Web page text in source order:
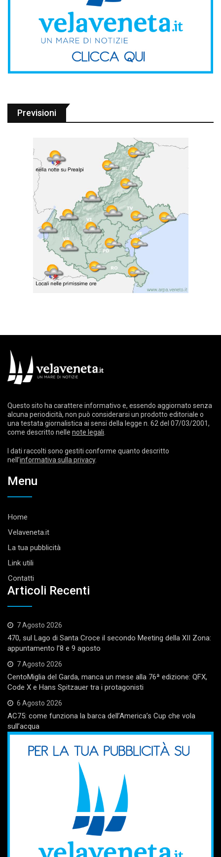
Previsioni
Questo sito ha carattere informativo e, essendo aggiornato senza
alcuna periodicità, non può considerarsi un prodotto editoriale o
una testata giornalistica ai sensi della legge n. 62 del 07/03/2001,
come descritto nelle note legali
I dati raccolti sono gestiti conforme quanto descritto
nell’informativa sulla privacy.
Menu
Home
Velaveneta.it
La tua pubblicità
Link utili
Contatti
Articoli Recenti
7 Agosto 2026
470, sul Lago di Santa Croce il secondo Meeting della XII Zona:
appuntamento l’8 e 9 agosto
7 Agosto 2026
CentoMiglia del Garda, manca un mese alla 76ª edizione: QFX,
Code X e Hans Spitzauer tra i protagonisti
6 Agosto 2026
AC75: come funziona la barca dell’America’s Cup che vola
sull’acqua